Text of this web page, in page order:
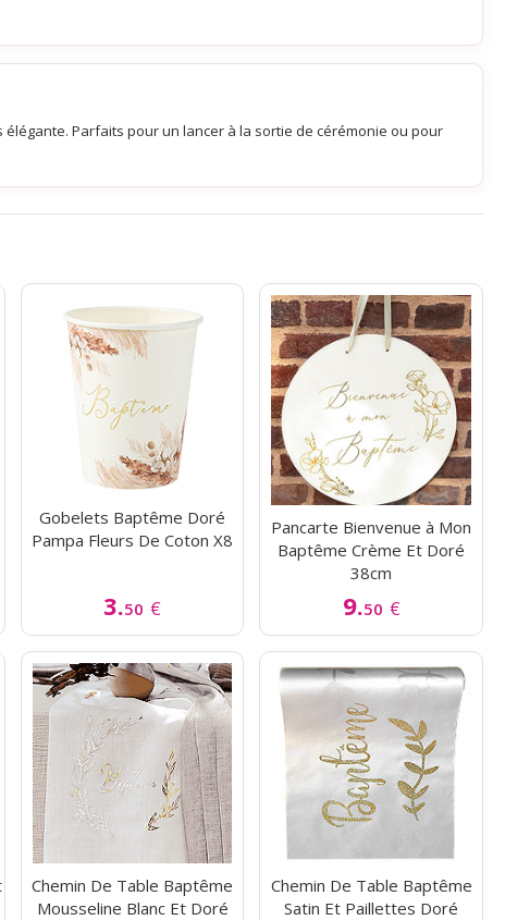
Parfaits pour un lancer à la sortie de cérémonie ou pour
Gobelets Baptême Doré
Pampa Fleurs De Coton X8
3.50 €
Pancarte Bienvenue à Mon
Baptême Crème Et Doré
38cm
9.50 €
Chemin De Table Baptême
Mousseline Blanc Et Doré
Chemin De Table Baptême
Satin Et Paillettes Doré